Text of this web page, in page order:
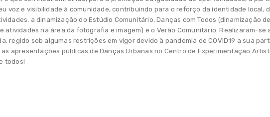
voz e visibilidade à comunidade, contribuindo para o reforço da identidade
a dinamização do Estúdio Comunitário, Danças com Todos (dinamização
atividades na área da fotografia e imagem) e o Verão Comunitário. Realizaram-
regido sob algumas restrições em vigor devido à pandemia de COVID19 a sua
apresentações públicas de Danças Urbanas no Centro de Experimentação
todos!